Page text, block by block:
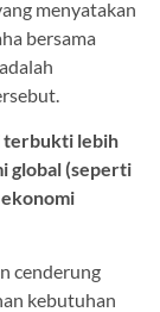
menyatakan
bersama
terbukti lebih
global (seperti
cenderung
kebutuhan